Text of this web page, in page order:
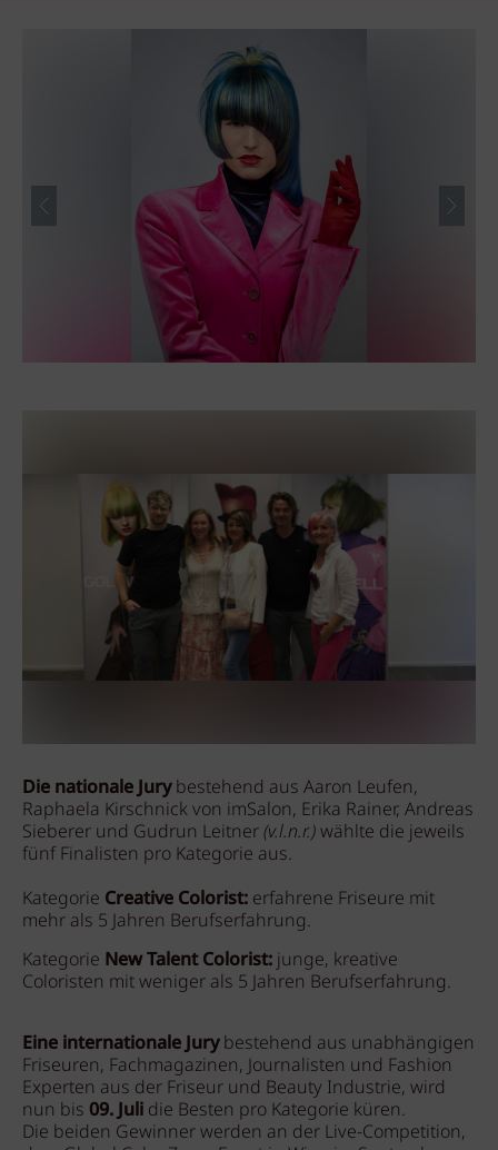
Die nationale Jurybestehend aus Aaron Leufen,
Raphaela Kirschnick von imSalon, Erika Rainer, Andreas
Sieberer und Gudrun Leitner(v.l.n.r.)wählte die jeweils
fünf Finalisten pro Kategorie aus.
Kategorie Creative Colorist: erfahrene Friseure mit
mehr als 5 Jahren Berufserfahrung.
Kategorie New Talent Colorist: junge, kreative
Coloristen mit weniger als 5 Jahren Berufserfahrung.
Eine internationale Jurybestehend aus unabhängigen
Friseuren, Fachmagazinen, Journalisten und Fashion
Experten aus der Friseur und Beauty Industrie, wird
nun bis 09. Juli die Besten pro Kategorie küren.
Die beiden Gewinner werden an der Live-Competition,